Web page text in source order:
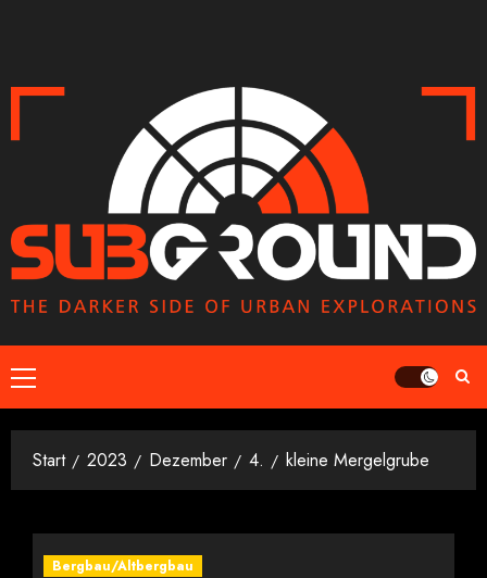
Primäres
Menü
Start 2023 Dezember 4. kleine Mergelgrube
Bergbau/Altbergbau